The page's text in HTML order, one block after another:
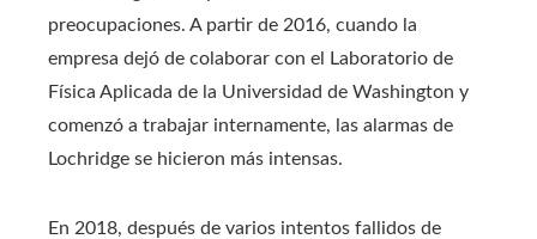
preocupaciones. A partir de 2016, cuando la
empresa dejó de colaborar con el Laboratorio de
Física Aplicada de la Universidad de Washington y
comenzó a trabajar internamente, las alarmas de
Lochridge se hicieron más intensas.
En 2018, después de varios intentos fallidos de